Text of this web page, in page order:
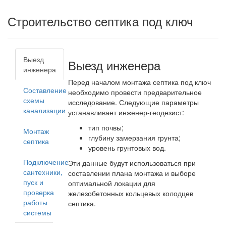
Строительство септика под ключ
Выезд
инженера
Составление
схемы
канализации
Монтаж
септика
Подключение
сантехники,
пуск и
проверка
работы
системы
Выезд инженера
Перед началом монтажа септика под ключ
необходимо провести предварительное
исследование. Следующие параметры
устанавливает инженер-геодезист:
тип почвы;
глубину замерзания грунта;
уровень грунтовых вод.
Эти данные будут использоваться при
составлении плана монтажа и выборе
оптимальной локации для
железобетонных кольцевых колодцев
септика.